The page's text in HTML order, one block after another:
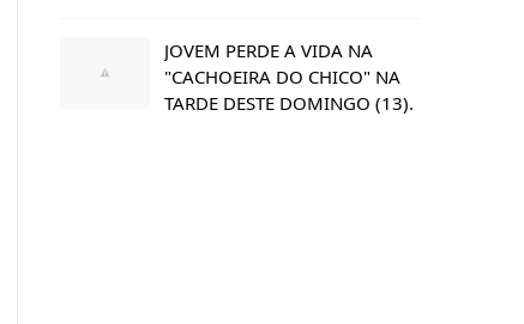
JOVEM PERDE A VIDA NA
"CACHOEIRA DO CHICO" NA
TARDE DESTE DOMINGO (13).